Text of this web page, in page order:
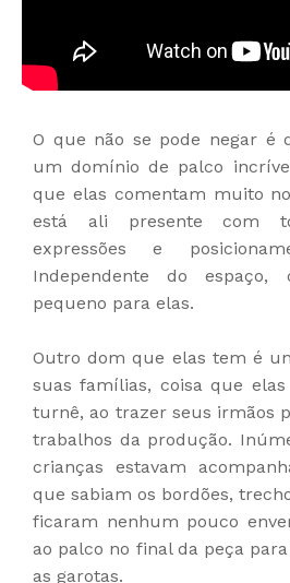
O que não se pode negar é
um domínio de palco
que elas comentam muito
está ali presente com
expressões e
Independente do
pequeno para elas.
Outro dom que elas tem é
suas famílias, coisa que
turnê, ao trazer seus irmãos
trabalhos da produção.
crianças estavam
que sabiam os bordões,
ficaram nenhum pouco
ao palco no final da peça
as garotas.